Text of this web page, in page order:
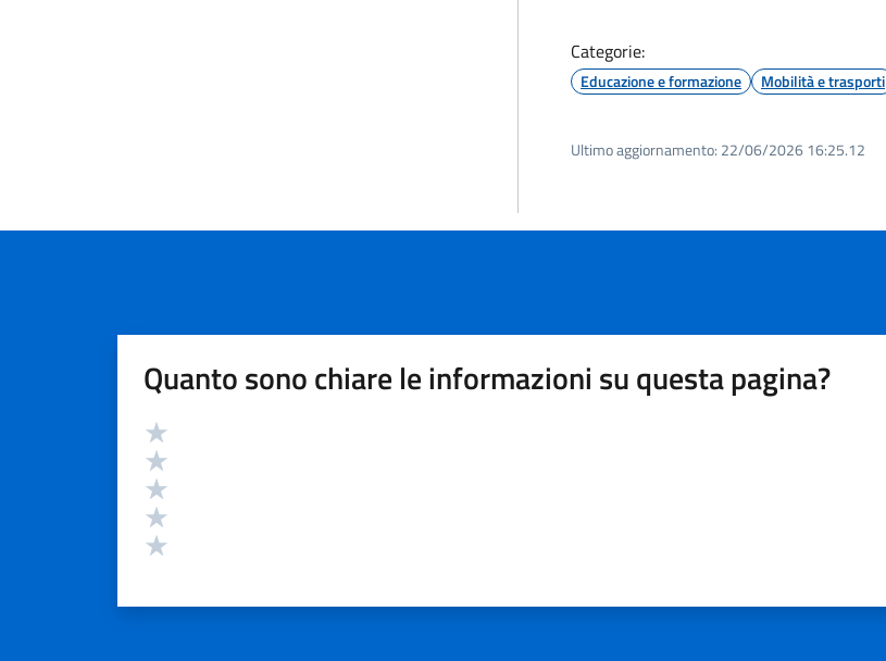
Categorie:
Educazione e formazione Mobilità e trasporti
Ultimo aggiornamento: 22/06/2026 16:25.12
Quanto sono chiare le informazioni su questa pagina?
Valutazione